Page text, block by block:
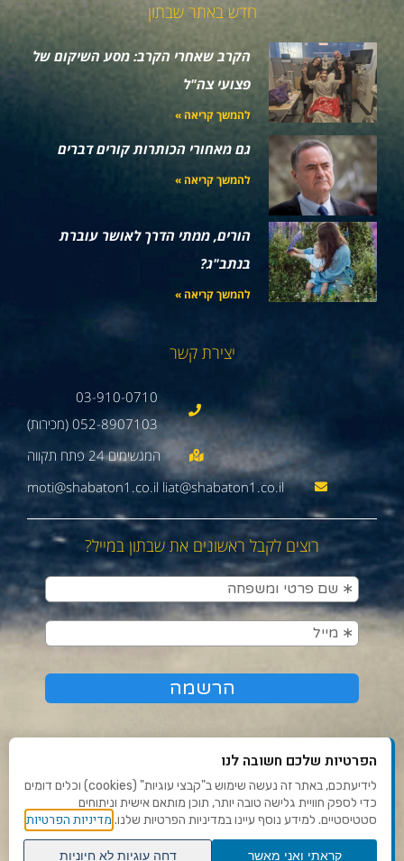
חדש באתר שבתון
הקרב שאחרי הקרב: מסע השיקום של
פצועי צה"ל
להמשך קריאה »
גם מאחורי הכותרות קורים דברים
להמשך קריאה »
הורים, ממתי הדרך לאושר עוברת
בנתב"ג?
להמשך קריאה »
יצירת קשר
03-910-0710
052-8907103 (מכירות)
moti@shabaton1.co.il liat@shabaton1.co.il
רוצים לקבל ראשונים את שבתון במייל?
תנאי שימוש ומדיניות פרטיות
פנו אלינו
הפרטיות שלכם חשובה לנו
לידיעתכם, באתר זה נעשה שימוש ב"קבצי עוגיות" (cookies) וכלים דומים
כדי לספק חוויית גלישה טובה יותר, תוכן מותאם אישית וניתוחים
סטטיסטיים. למידע נוסף עיינו במדיניות הפרטיות שלנו. מדיניות הפרטיות
קראתי ואני מאשר דחה עוגיות לא חיוניות